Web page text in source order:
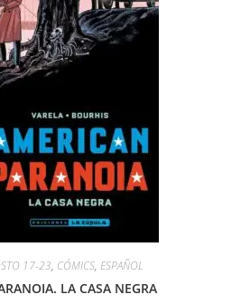
17-23, CÓMICS, ESPAÑOL
LA CASA NEGRA